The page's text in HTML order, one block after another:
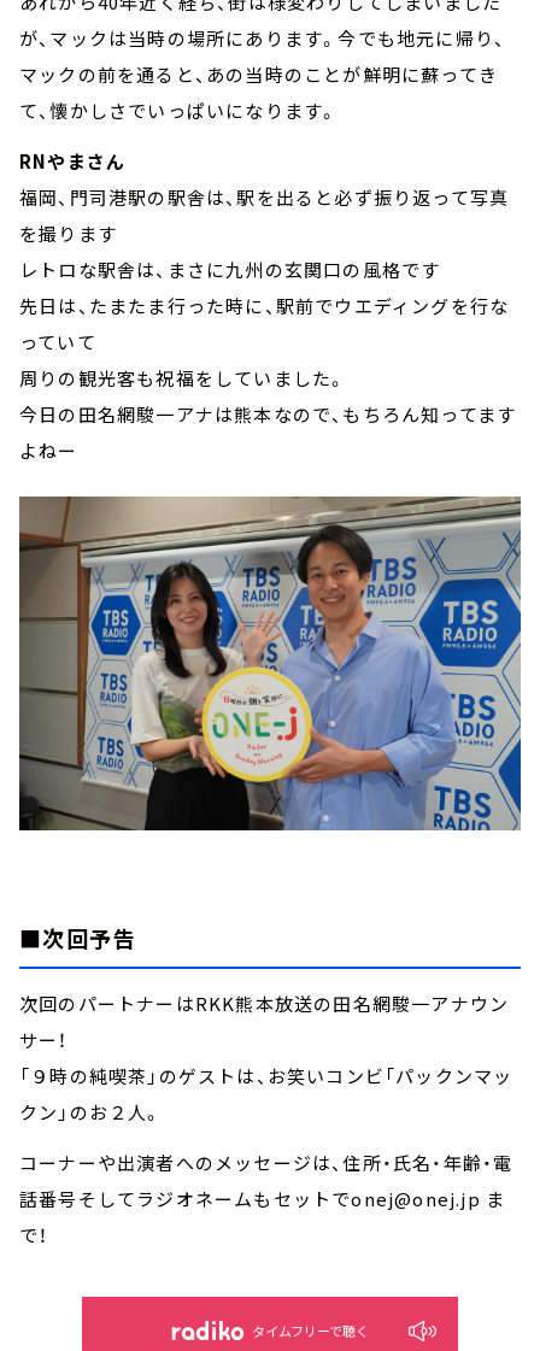
が、マックは当時の場所にあります。今でも地元に帰り、
マックの前を通ると、あの当時のことが鮮明に蘇ってき
て、懐かしさでいっぱいになります。
RNやまさん
福岡、門司港駅の駅舎は、駅を出ると必ず振り返って写真
を撮ります
レトロな駅舎は、まさに九州の玄関口の風格です
先日は、たまたま行った時に、駅前でウエディングを行な
っていて
周りの観光客も祝福をしていました。
今日の田名網駿一アナは熊本なので、もちろん知ってます
よねー
■次回予告
次回のパートナーはRKK熊本放送の田名網駿一アナウン
サー！
「９時の純喫茶」のゲストは、お笑いコンビ「パックンマッ
クン」のお２人。
コーナーや出演者へのメッセージは、住所・氏名・年齢・電
話番号そしてラジオネームもセットでonej@onej.jp ま
で！
タイムフリーで聴く